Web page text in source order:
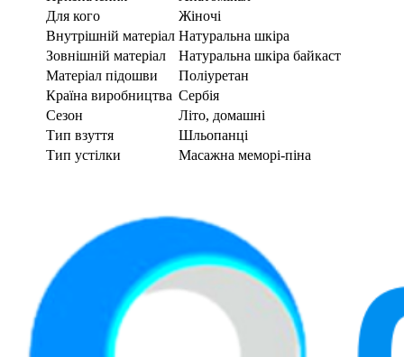
Для кого
Жіночі
Внутрішній матеріал Натуральна шкіра
Зовнішній матеріал
Натуральна шкіра байкаст
Матеріал підошви
Поліуретан
Країна виробництва Сербія
Сезон
Літо, домашні
Тип взуття
Шльопанці
Тип устілки
Масажна меморі-піна